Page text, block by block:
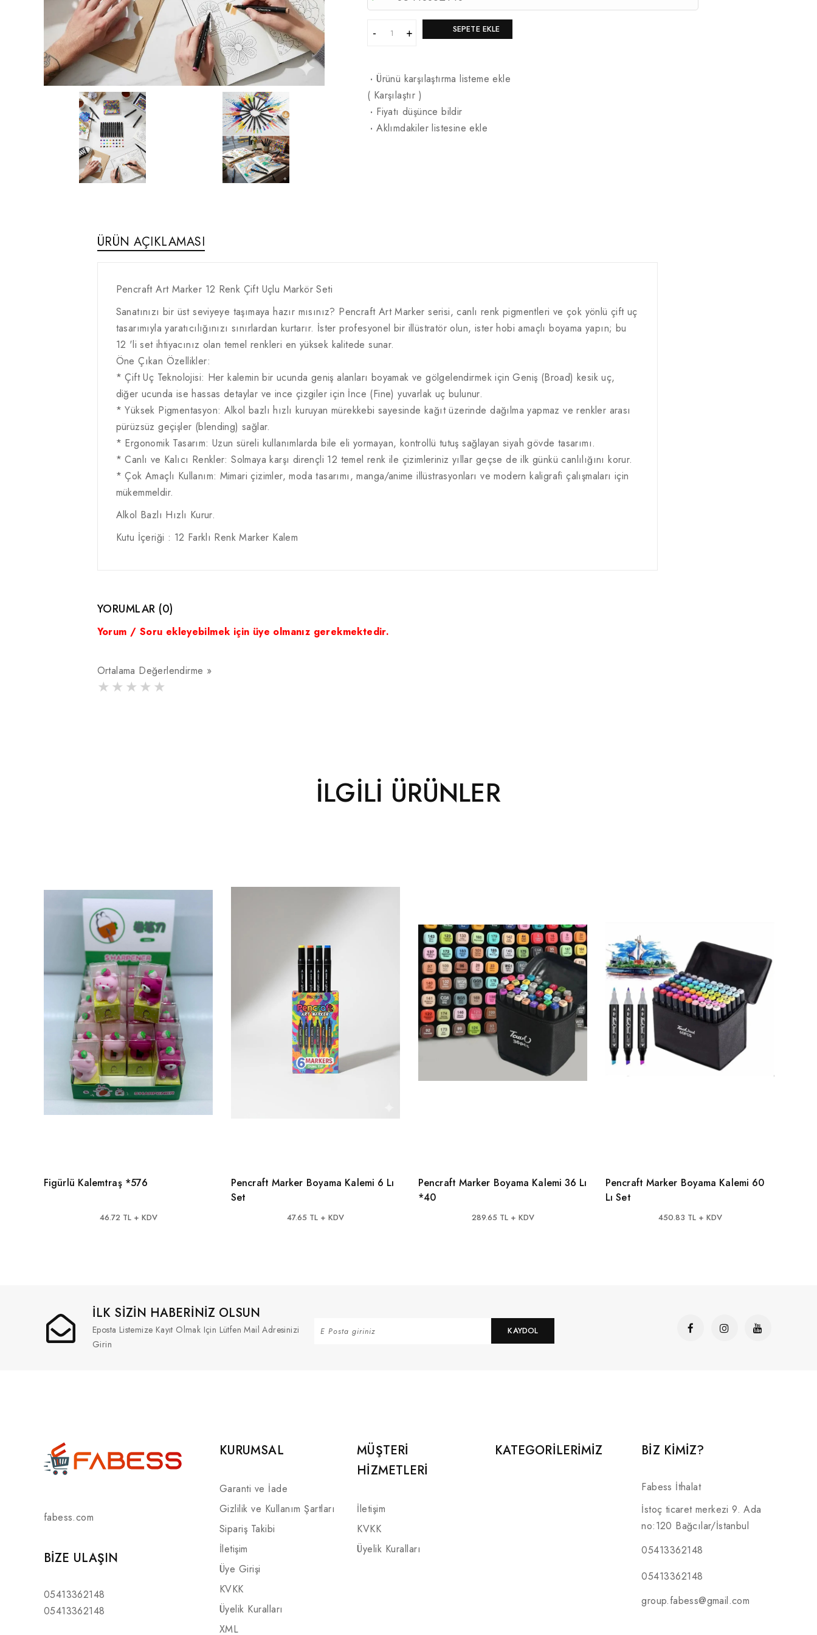
SEPETE EKLE
·Ürünü karşılaştırma listeme ekle
( Karşılaştır )
· Fiyatı düşünce bildir
·Aklımdakiler listesine ekle
ÜRÜN AÇIKLAMASI
Pencraft Art Marker 12 Renk Çift Uçlu Markör Seti
Sanatınızı bir üst seviyeye taşımaya hazır mısınız? Pencraft Art Marker serisi, canlı renk pigmentleri ve çok yönlü çift uç
tasarımıyla yaratıcılığınızı sınırlardan kurtarır. İster profesyonel bir illüstratör olun, ister hobi amaçlı boyama yapın; bu
12 'li set ihtiyacınız olan temel renkleri en yüksek kalitede sunar.
Öne Çıkan Özellikler:
* Çift Uç Teknolojisi: Her kalemin bir ucunda geniş alanları boyamak ve gölgelendirmek için Geniş (Broad) kesik uç,
diğer ucunda ise hassas detaylar ve ince çizgiler için İnce (Fine) yuvarlak uç bulunur.
* Yüksek Pigmentasyon: Alkol bazlı hızlı kuruyan mürekkebi sayesinde kağıt üzerinde dağılma yapmaz ve renkler arası
pürüzsüz geçişler (blending) sağlar.
* Ergonomik Tasarım: Uzun süreli kullanımlarda bile eli yormayan, kontrollü tutuş sağlayan siyah gövde tasarımı.
* Canlı ve Kalıcı Renkler: Solmaya karşı dirençli 12 temel renk ile çizimleriniz yıllar geçse de ilk günkü canlılığını korur.
* Çok Amaçlı Kullanım: Mimari çizimler, moda tasarımı, manga/anime illüstrasyonları ve modern kaligrafi çalışmaları için
mükemmeldir.
Alkol Bazlı Hızlı Kurur.
Kutu İçeriği : 12 Farklı Renk Marker Kalem
YORUMLAR (0)
Yorum / Soru ekleyebilmek için üye olmanız gerekmektedir.
Ortalama Değerlendirme »
İLGILI ÜRÜNLER
Figürlü Kalemtraş *576
46.72 TL + KDV
Pencraft Marker Boyama Kalemi 6 Lı
Set
47.65 TL + KDV
Pencraft Marker Boyama Kalemi 36 Lı
*40
289.65 TL + KDV
Pencraft Marker Boyama Kalemi 60
Lı Set
450.83 TL + KDV
İLK SİZİN HABERİNİZ OLSUN
Eposta Listemize Kayıt Olmak Için Lütfen Mail Adresinizi
Girin
KAYDOL
fabess.com
BIZE ULAŞIN
05413362148
05413362148
KURUMSAL
Garanti ve İade
Gizlilik ve Kullanım Şartları
Sipariş Takibi
İletişim
Üye Girişi
KVKK
Üyelik Kuralları
XML
MÜŞTERI
HIZMETLERI
İletişim
KVKK
Üyelik Kuralları
KATEGORILERIMIZ BİZ KİMİZ?
Fabess İthalat
İstoç ticaret merkezi 9. Ada
no:120 Bağcılar/İstanbul
05413362148
05413362148
group.fabess@gmail.com